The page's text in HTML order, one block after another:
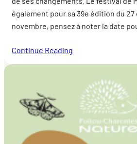
également pour sa 39e édition du 27
novembre, pensez à noter la date
Continue Reading